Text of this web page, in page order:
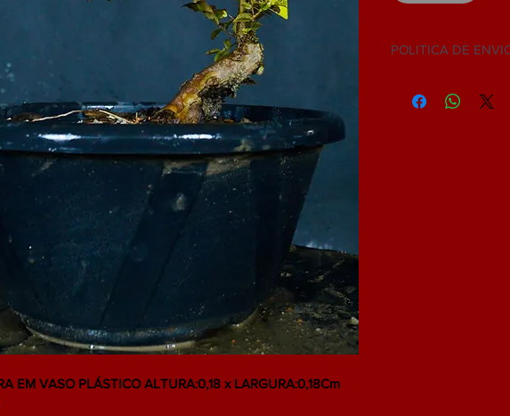
EM VASO PLÁSTICO ALTURA:0,18 x LARGURA:0,18Cm
POLITICA DE